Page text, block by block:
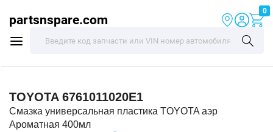
partsnspare.com
0
TOYOTA 6761011020E1
Смазка универсальная пластика TOYOTA аэр
Ароматная 400мл